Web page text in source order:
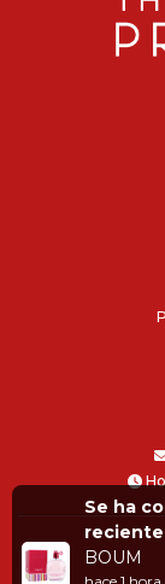
Se ha
BOUM